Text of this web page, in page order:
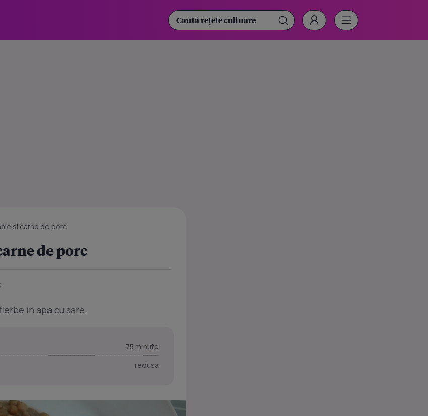
si carne de porc
de porc
in apa cu sare.
75 minute
redusa